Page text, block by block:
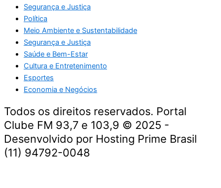
Segurança e Justiça
Política
Meio Ambiente e Sustentabilidade
Segurança e Justiça
Saúde e Bem-Estar
Cultura e Entretenimento
Esportes
Economia e Negócios
Todos os direitos reservados. Portal
Clube FM 93,7 e 103,9 © 2025 -
Desenvolvido por Hosting Prime Brasil
(11) 94792-0048